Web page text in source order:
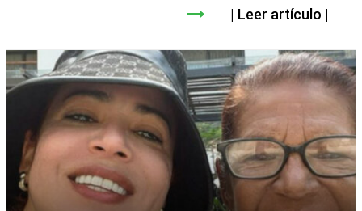
Leer artículo